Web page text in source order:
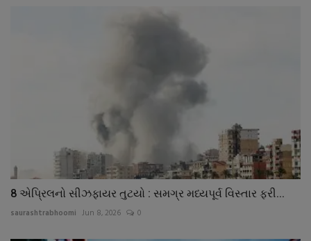
8 એપ્રિલનો સીઝફાયર તુટયો : સમગ્ર મધ્યપૂર્વ વિસ્તાર ફરી...
saurashtrabhoomi Jun 8, 2026 0